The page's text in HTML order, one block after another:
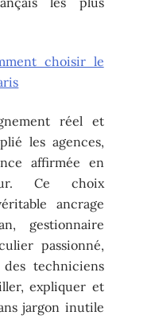
choisir le
réel et
les agences,
affirmée en
Ce choix
ancrage
gestionnaire
passionné,
techniciens
expliquer et
jargon inutile